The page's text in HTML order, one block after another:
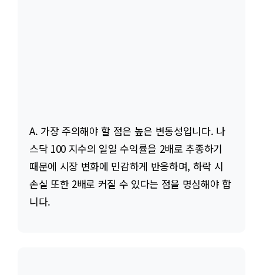
A. 가장 주의해야 할 점은 높은 변동성입니다. 나
스닥 100 지수의 일일 수익률을 2배로 추종하기
때문에 시장 변화에 민감하게 반응하며, 하락 시
손실 또한 2배로 커질 수 있다는 점을 명심해야 합
니다.